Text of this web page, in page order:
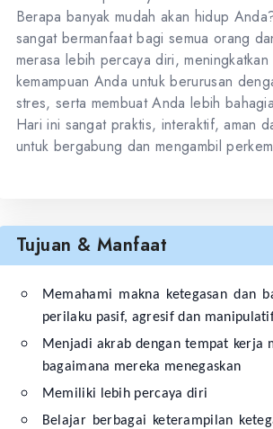
Berapa banyak mudah akan hidup
sangat bermanfaat bagi semua orang
merasa lebih percaya diri,
kemampuan Anda untuk berurusan
stres, serta membuat Anda lebih
Hari ini sangat praktis, interaktif, aman
untuk bergabung dan mengambil
Tujuan & Manfaat
Memahami makna ketegasan dan
perilaku pasif, agresif dan
Menjadi akrab dengan tempat kerja
bagaimana mereka menegaskan
Memiliki lebih percaya diri
Belajar berbagai keterampilan